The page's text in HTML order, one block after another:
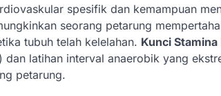
spesifik dan kemampuan
seorang petarung
tubuh telah kelelahan. Kunci
dan latihan interval anaerobik yang
petarung.